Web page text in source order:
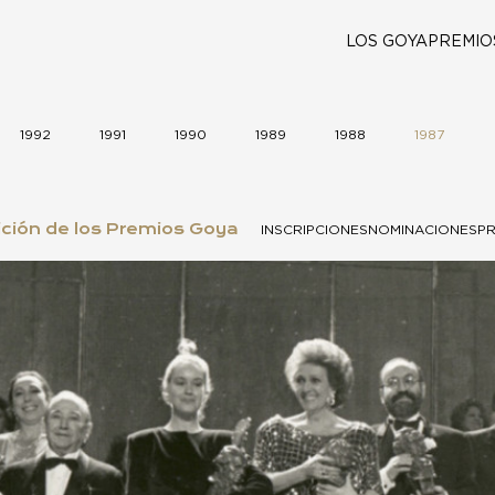
LOS GOYA
1992 1991 1990 1989 1988 1987
de los Premios Goya INSCRIPCIONESNOMINACIONES